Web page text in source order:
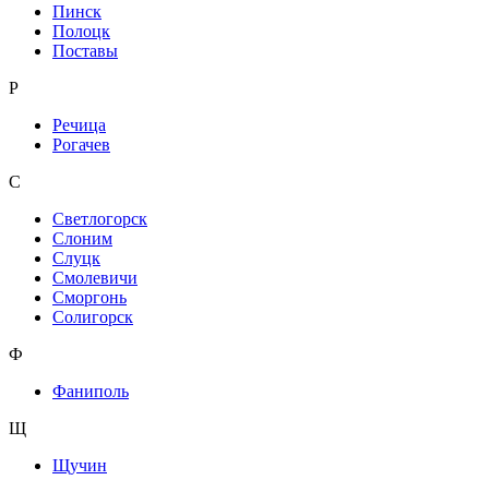
Пинск
Полоцк
Поставы
Р
Речица
Рогачев
С
Светлогорск
Слоним
Слуцк
Смолевичи
Сморгонь
Солигорск
Ф
Фаниполь
Щ
Щучин